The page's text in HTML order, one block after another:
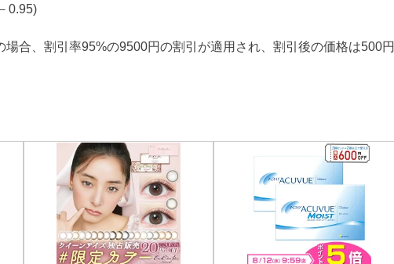
0.95)
合、割引率95%の9500円の割引が適用され、割引後の価格は500円